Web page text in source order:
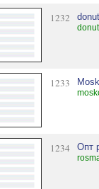
1232
1233
1234 Опт